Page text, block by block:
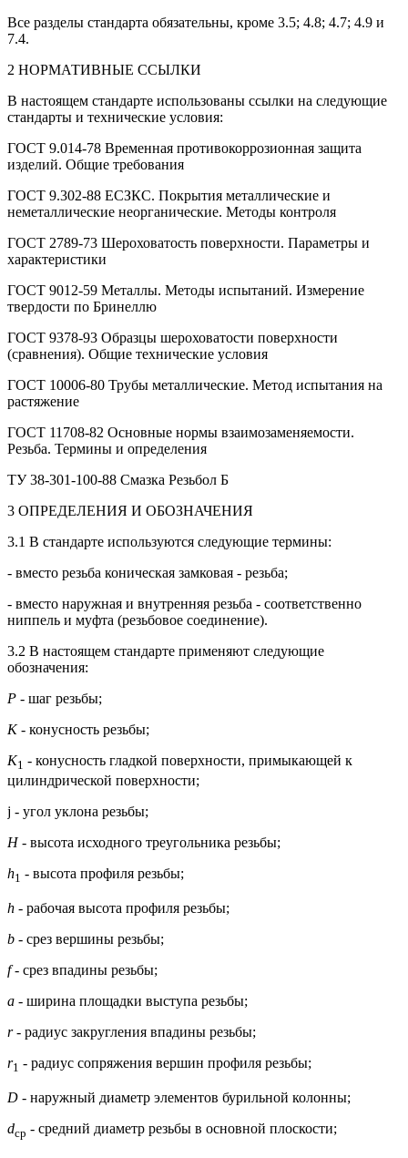
Все разделы стандарта обязательны, кроме 3.5; 4.8; 4.7; 4.9 и
7.4.
2 НОРМАТИВНЫЕ ССЫЛКИ
В настоящем стандарте использованы ссылки на следующие
стандарты и технические условия:
ГОСТ 9.014-78 Временная противокоррозионная защита
изделий. Общие требования
ГОСТ 9.302-88 ЕСЗКС. Покрытия металлические и
неметаллические неорганические. Методы контроля
ГОСТ 2789-73 Шероховатость поверхности. Параметры и
характеристики
ГОСТ 9012-59 Металлы. Методы испытаний. Измерение
твердости по Бринеллю
ГОСТ 9378-93 Образцы шероховатости поверхности
(сравнения). Общие технические условия
ГОСТ 10006-80 Трубы металлические. Метод испытания на
растяжение
ГОСТ 11708-82 Основные нормы взаимозаменяемости.
Резьба. Термины и определения
ТУ 38-301-100-88 Смазка Резьбол Б
3 ОПРЕДЕЛЕНИЯ И ОБОЗНАЧЕНИЯ
3.1 В стандарте используются следующие термины:
- вместо резьба коническая замковая - резьба;
- вместо наружная и внутренняя резьба - соответственно
ниппель и муфта (резьбовое соединение).
3.2 В настоящем стандарте применяют следующие
обозначения:
Р - шаг резьбы;
К- конусность резьбы;
К1 - конусность гладкой поверхности, примыкающей к
цилиндрической поверхности;
j - угол уклона резьбы;
Н- высота исходного треугольника резьбы;
h1 - высота профиля резьбы;
h - рабочая высота профиля резьбы;
b - срез вершины резьбы;
f- срез впадины резьбы;
а - ширина площадки выступа резьбы;
r- радиус закругления впадины резьбы;
r1 - радиус сопряжения вершин профиля резьбы;
D - наружный диаметр элементов бурильной колонны;
dcр - средний диаметр резьбы в основной плоскости;